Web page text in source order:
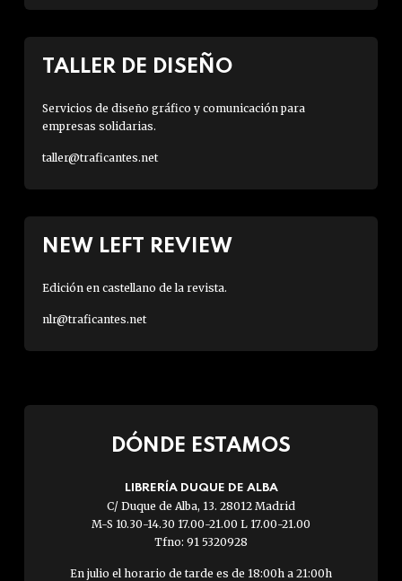
TALLER DE DISEÑO
Servicios de diseño gráfico y comunicación para
empresas solidarias.
taller@traficantes.net
NEW LEFT REVIEW
Edición en castellano de la revista.
nlr@traficantes.net
DÓNDE ESTAMOS
LIBRERÍA DUQUE DE ALBA
C/ Duque de Alba, 13. 28012 Madrid
M-S 10.30-14.30 17.00-21.00 L 17.00-21.00
Tfno: 91 5320928
En julio el horario de tarde es de 18:00h a 21:00h